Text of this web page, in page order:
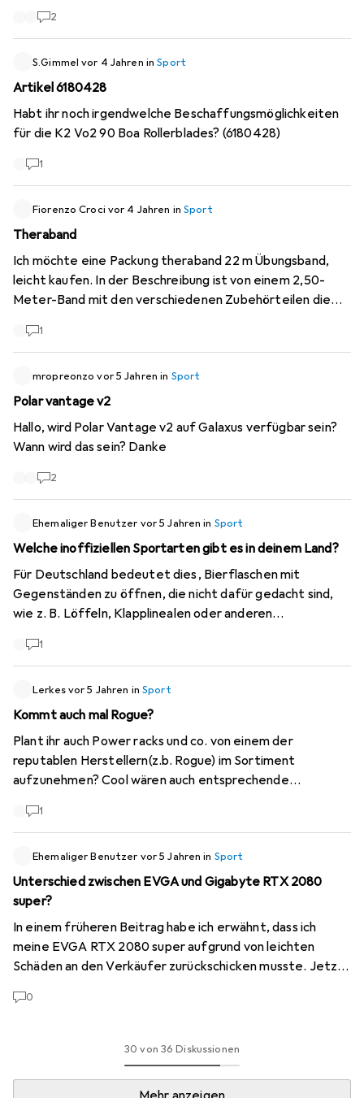
2
S.Gimmel vor 4 Jahren inSport
Artikel 6180428
Habt ihr noch irgendwelche Beschaffungsmöglichkeiten
für die K2 Vo2 90 Boa Rollerblades? (6180428)
1
Fiorenzo Croci vor 4 Jahren inSport
Theraband
Ich möchte eine Packung theraband 22 m Übungsband,
leicht kaufen. In der Beschreibung ist von einem 2,50-
Meter-Band mit den verschiedenen Zubehörteilen die
beiden ist richtig? Die Lieferung eines 22 m langen
TheraBand von 2,50 m?
1
mropreonzo vor 5 Jahren in Sport
Polar vantage v2
Hallo, wird Polar Vantage v2 auf Galaxus verfügbar sein?
Wann wird das sein? Danke
2
Ehemaliger Benutzer vor 5 Jahren in Sport
Welche inoffiziellen Sportarten gibt es in deinem Land?
Für Deutschland bedeutet dies, Bierflaschen mit
Gegenständen zu öffnen, die nicht dafür gedacht sind,
wie z. B. Löffeln, Klapplinealen oder anderen
1
Lerkes vor 5 Jahren inSport
Kommt auch mal Rogue?
Plant ihr auch Power racks und co. von einem der
reputablen Herstellern(z.b. Rogue) im Sortiment
aufzunehmen? Cool wären auch entsprechende
1
Ehemaliger Benutzer vor 5 Jahren in Sport
Unterschied zwischen EVGA und Gigabyte RTX 2080
super?
In einem früheren Beitrag habe ich erwähnt, dass ich
meine EVGA RTX 2080 super aufgrund von leichten
Schäden an den Verkäufer zurückschicken musste. Jetzt
wenn ich auf eine RTX 2080 super von Gigabyte
Meine Frage ist, ob es einen nennenswerten Unterschied
in Qualität und Leistung zwischen den beiden gibt.
gigabyte evga
0
30 von 36 Diskussionen